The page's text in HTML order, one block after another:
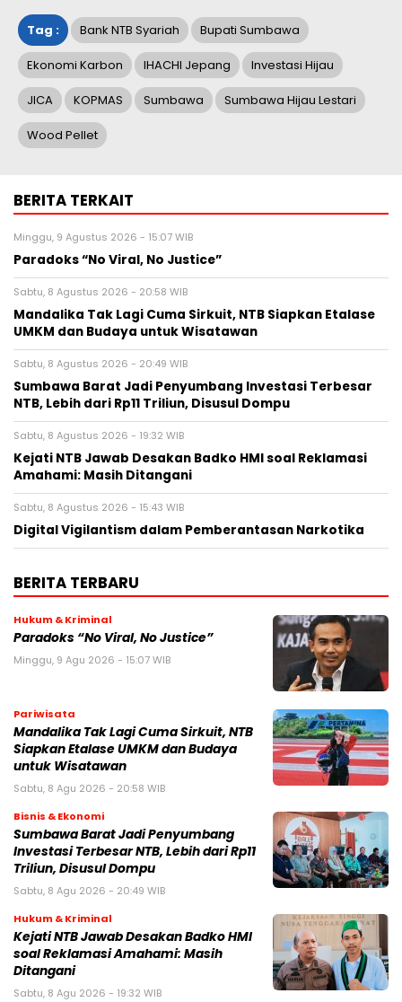
Tag : Bank NTB Syariah Bupati Sumbawa
Ekonomi Karbon IHACHI Jepang Investasi Hijau
JICA KOPMAS Sumbawa Sumbawa Hijau Lestari
Wood Pellet
BERITA TERKAIT
Minggu, 9 Agustus 2026 - 15:07 WIB
Paradoks “No Viral, No Justice”
Sabtu, 8 Agustus 2026 - 20:58 WIB
Mandalika Tak Lagi Cuma Sirkuit, NTB Siapkan Etalase
UMKM dan Budaya untuk Wisatawan
Sabtu, 8 Agustus 2026 - 20:49 WIB
Sumbawa Barat Jadi Penyumbang Investasi Terbesar
NTB, Lebih dari Rp11 Triliun, Disusul Dompu
Sabtu, 8 Agustus 2026 - 19:32 WIB
Kejati NTB Jawab Desakan Badko HMI soal Reklamasi
Amahami: Masih Ditangani
Sabtu, 8 Agustus 2026 - 15:43 WIB
Digital Vigilantism dalam Pemberantasan Narkotika
BERITA TERBARU
Hukum & Kriminal
Paradoks “No Viral, No Justice”
Minggu, 9 Agu 2026 - 15:07 WIB
Pariwisata
Mandalika Tak Lagi Cuma Sirkuit, NTB
Siapkan Etalase UMKM dan Budaya
untuk Wisatawan
Sabtu, 8 Agu 2026 - 20:58 WIB
Bisnis & Ekonomi
Sumbawa Barat Jadi Penyumbang
Investasi Terbesar NTB, Lebih dari Rp11
Triliun, Disusul Dompu
Sabtu, 8 Agu 2026 - 20:49 WIB
Hukum & Kriminal
Kejati NTB Jawab Desakan Badko HMI
soal Reklamasi Amahami: Masih
Ditangani
Sabtu, 8 Agu 2026 - 19:32 WIB